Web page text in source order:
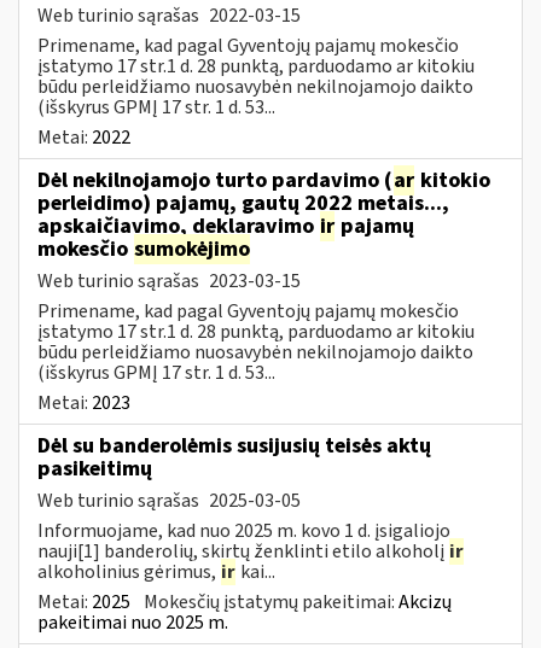
Web turinio sąrašas 2022-03-15
Primename, kad pagal Gyventojų pajamų mokesčio
įstatymo 17 str.1 d. 28 punktą, parduodamo ar kitokiu
būdu perleidžiamo nuosavybėn nekilnojamojo daikto
(išskyrus GPMĮ 17 str. 1 d. 53...
Metai: 2022
Dėl nekilnojamojo turto pardavimo (ar kitokio
perleidimo) pajamų, gautų 2022 metais...,
apskaičiavimo, deklaravimo ir pajamų
mokesčio sumokėjimo
Web turinio sąrašas 2023-03-15
Primename, kad pagal Gyventojų pajamų mokesčio
įstatymo 17 str.1 d. 28 punktą, parduodamo ar kitokiu
būdu perleidžiamo nuosavybėn nekilnojamojo daikto
(išskyrus GPMĮ 17 str. 1 d. 53...
Metai: 2023
Dėl su banderolėmis susijusių teisės aktų
pasikeitimų
Web turinio sąrašas 2025-03-05
Informuojame, kad nuo 2025 m. kovo 1 d. įsigaliojo
nauji[1] banderolių, skirtų ženklinti etilo alkoholį ir
alkoholinius gėrimus, ir kai...
Metai: 2025 Mokesčių įstatymų pakeitimai:Akcizų
pakeitimai nuo 2025 m.